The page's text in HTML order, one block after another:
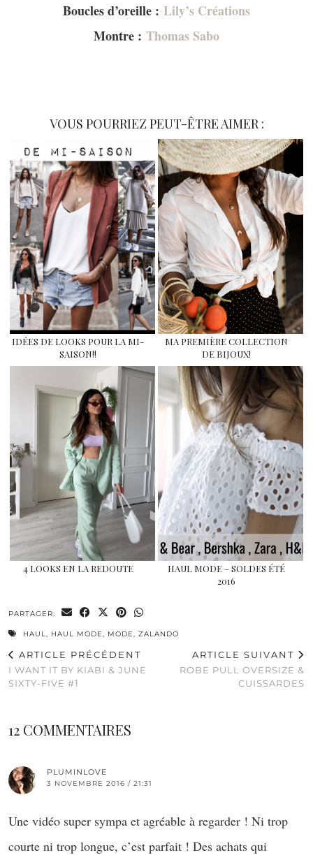
Boucles d’oreille : Lily’s Créations
Montre : Thomas Sabo
VOUS POURRIEZ PEUT-ÊTRE AIMER :
IDÉES DE LOOKS POUR LA MI-
SAISON!!
MA PREMIÈRE COLLECTION
DE BIJOUX!
4 LOOKS EN LA REDOUTE
HAUL MODE – SOLDES ÉTÉ
2016
PARTAGER:
HAUL, HAUL MODE, MODE, ZALANDO
ARTICLE PRÉCÉDENT
I WANT IT BY KIABI & JUNE
SIXTY-FIVE #1
ARTICLE SUIVANT
ROBE PULL OVERSIZE &
CUISSARDES
12 COMMENTAIRES
PLUMINLOVE
3 NOVEMBRE 2016 / 21:31
Une vidéo super sympa et agréable à regarder ! Ni trop
courte ni trop longue, c’est parfait ! Des achats qui